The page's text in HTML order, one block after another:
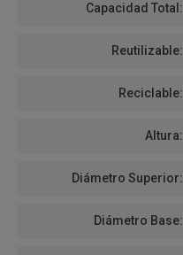
Capacidad Total:
Reutilizable:
Reciclable:
Altura:
Diámetro Superior:
Diámetro Base: